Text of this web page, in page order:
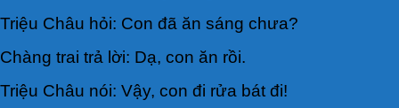
Triệu Châu hỏi: Con đã ăn sáng chưa?
Chàng trai trả lời: Dạ, con ăn rồi.
Triệu Châu nói: Vậy, con đi rửa bát đi!